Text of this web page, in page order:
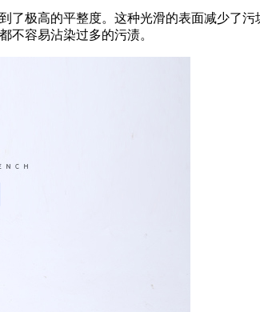
了极高的平整度。这种光滑的表面减少了
不容易沾染过多的污渍。